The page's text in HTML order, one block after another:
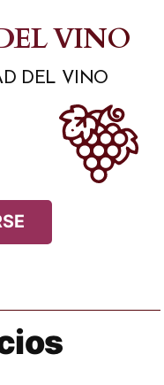
VINO
DEL VINO